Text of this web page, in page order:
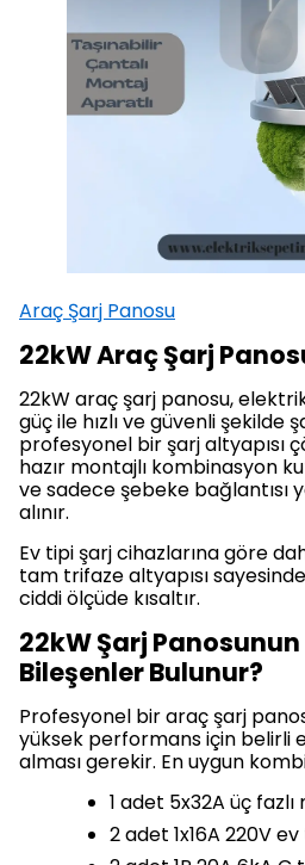
Araç Şarj Panosu
22kW Araç Şarj
22kW araç şarj panosu,
güç ile hızlı ve güvenli şekilde
profesyonel bir şarj altyapısı
hazır montajlı kombinasyon
ve sadece şebeke bağlantısı
alınır.
Ev tipi şarj cihazlarına göre
tam trifaze altyapısı
ciddi ölçüde kısaltır.
22kW Şarj
Bileşenler Bulunur?
Profesyonel bir araç şarj
yüksek performans için belirli
alması gerekir. En uygun
1 adet 5x32A üç
2 adet 1x16A 220V